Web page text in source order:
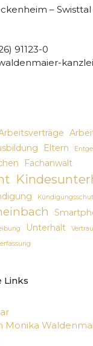
– Swisttal
91123-0
Eltern
Fachanwalt
Unterhalt
Links
Monika